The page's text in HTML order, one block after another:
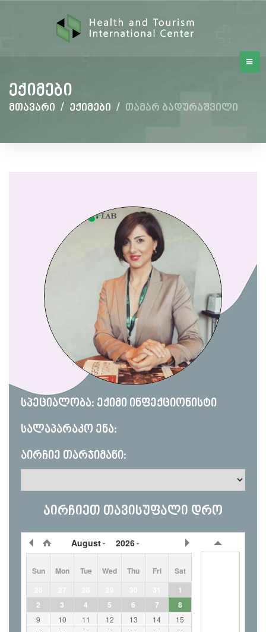
ექიმები
მთავარი / ექიმები / თამარ ბადურაშვილი
სპეციალობა: ექიმი ინფექციონისტი
სალაპარაკო ენა:
აირჩიე თარჯიმანი:
აირჩიეთ თავისუფალი დრო
August 2026
Sun Mon Tue Wed Thu Fri
Sat
1
2
3 4 5 6 7 8
9 10 11 12 13 14
15